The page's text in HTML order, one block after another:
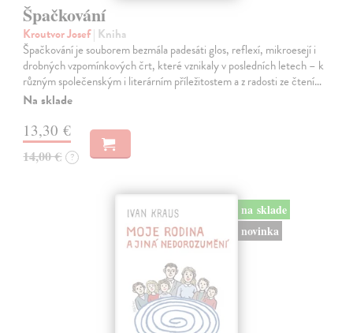
Špačkování
Kroutvor Josef| Kniha
Špačkování je souborem bezmála padesáti glos, reflexí, mikroesejí i
drobných vzpomínkových črt, které vznikaly v posledních letech – k
různým společenským i literárním příležitostem a z radosti ze čtení…
Na sklade
13,30 €
14,00 € ?
na sklade
novinka